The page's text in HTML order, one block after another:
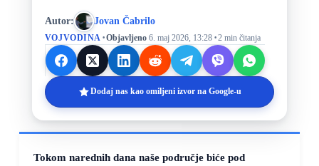
Autor: Jovan Čabrilo
VOJVODINA ·Objavljeno 6. maj 2026, 13:28 ·2 min čitanja
Dodaj nas kao omiljeni izvor na Google-u
Tokom narednih dana naše područje biće pod